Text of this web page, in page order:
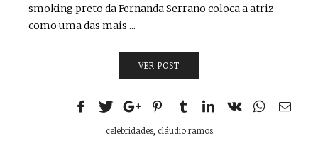
smoking preto da Fernanda Serrano coloca a atriz
como uma das mais ...
VER POST
celebridades, cláudio ramos